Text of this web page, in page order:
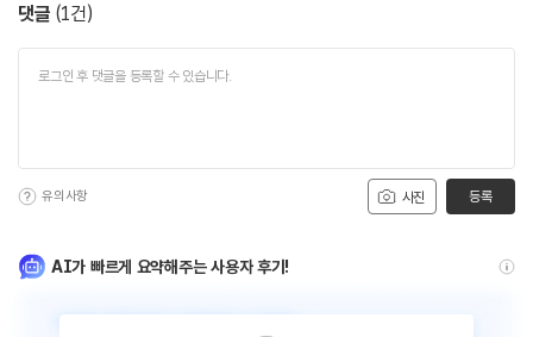
댓글 (1건)
사진
유의사항 등록
AI가 빠르게 요약해주는 사용자 후기!